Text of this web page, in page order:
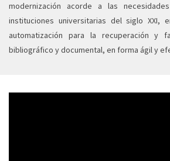
modernización acorde a las
instituciones universitarias del siglo XXI,
automatización para la recuperación y
bibliográfico y documental, en forma ágil y